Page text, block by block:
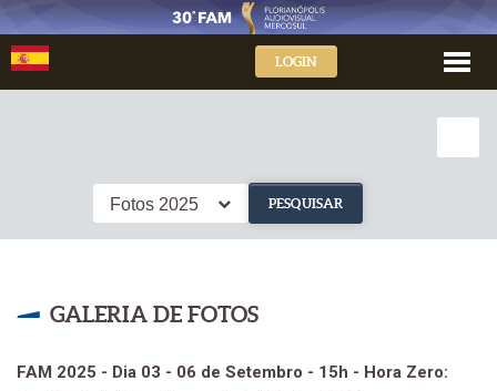
LOGIN
Fotos 2025 PESQUISAR
GALERIA DE FOTOS
FAM 2025 - Dia 03 - 06 de Setembro - 15h - Hora Zero: